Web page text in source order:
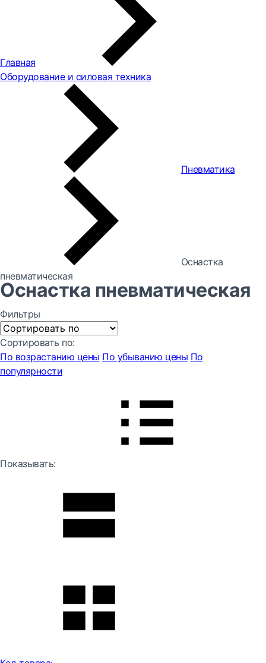
Главная
Оборудование и силовая техника
Пневматика
Оснастка
пневматическая
Оснастка пневматическая
Фильтры
Сортировать по:
По возрастанию цены По убыванию цены По
популярности
Показывать: